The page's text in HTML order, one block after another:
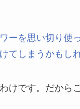
ーを思い切り使
てしまうかもし
けです。だからこ